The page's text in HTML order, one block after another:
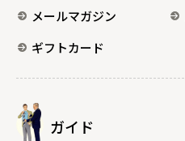
メールマガジン
ギフトカード
ガイド